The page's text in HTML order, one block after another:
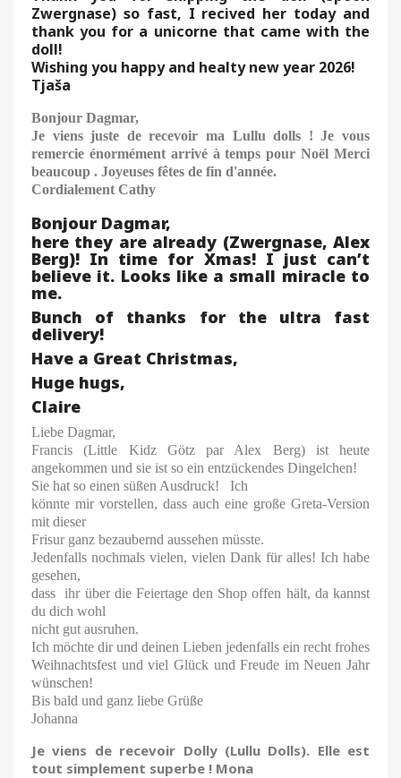
Zwergnase) so fast, I recived her today and
thank you for a unicorne that came with the
doll!
Wishing you happy and healty new year 2026!
Tjaša
Bonjour Dagmar,
Je viens juste de recevoir ma Lullu dolls !Je vous
remercie énormément arrivé à temps pour Noël Merci
beaucoup . Joyeuses fêtes de fin d'année.
Cordialement Cathy
Bonjour Dagmar,
here they are already (Zwergnase, Alex
Berg)! In time for Xmas! I just can’t
believe it. Looks like a small miracle to
me.
Bunch of thanks for the ultra fast
delivery!
Have a Great Christmas,
Huge hugs,
Claire
Liebe Dagmar,
Francis (Little Kidz Götz par Alex Berg) ist heute
angekommen und sie ist so ein entzückendes Dingelchen!
Sie hat so einen süßen Ausdruck! Ich
könnte mir vorstellen, dass auch eine große Greta-Version
mit dieser
Frisur ganz bezaubernd aussehen müsste.
Jedenfalls nochmals vielen, vielen Dank für alles! Ich habe
gesehen,
dass ihr über die Feiertage den Shop offen hält, da kannst
du dich wohl
nicht gut ausruhen.
Ich möchte dir und deinen Lieben jedenfalls ein recht frohes
Weihnachtsfest und viel Glück und Freude im Neuen Jahr
wünschen!
Bis bald und ganz liebe Grüße
Johanna
Je viens de recevoir Dolly (Lullu Dolls). Elle est
tout simplement superbe ! Mona